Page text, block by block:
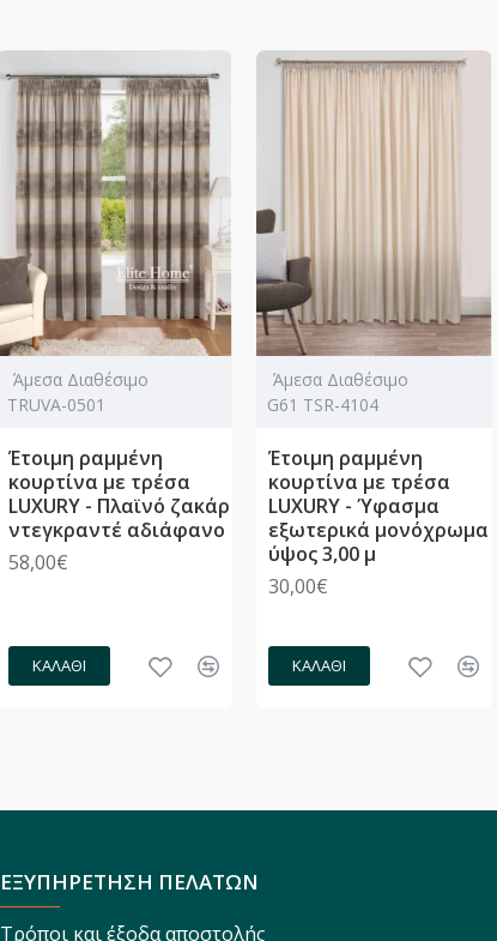
Άμεσα Διαθέσιμο
TRUVA-0501
Έτοιμη ραμμένη
κουρτίνα με τρέσα
LUXURY - Πλαϊνό ζακάρ
ντεγκραντέ αδιάφανο
58,00€
ΚΑΛΆΘΙ
Άμεσα Διαθέσιμο
G61 TSR-4104
Έτοιμη ραμμένη
κουρτίνα με τρέσα
LUXURY - Ύφασμα
εξωτερικά μονόχρωμα
ύψος 3,00 μ
30,00€
ΚΑΛΆΘΙ
ΕΞΥΠΗΡΕΤΗΣΗ ΠΕΛΑΤΩΝ
Τρόποι και έξοδα αποστολής